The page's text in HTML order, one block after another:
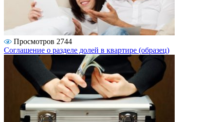
Просмотров 2744
Соглашение о разделе долей в квартире (образец)